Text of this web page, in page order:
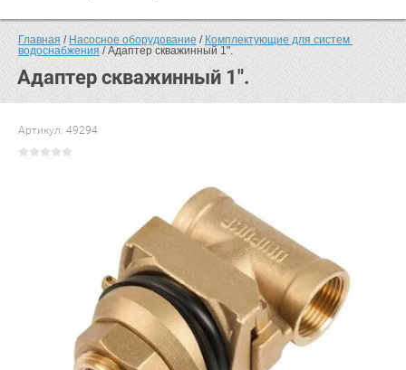
Главная / Насосное оборудование / Комплектующие для систем
водоснабжения / Адаптер скважинный 1".
Адаптер скважинный 1".
Артикул: 49294